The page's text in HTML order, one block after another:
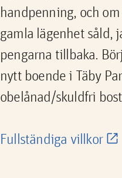
handpenning, och
gamla lägenhet såld,
pengarna tillbaka.
nytt boende i Täby
obelånad/skuldfri
Fullständiga villkor